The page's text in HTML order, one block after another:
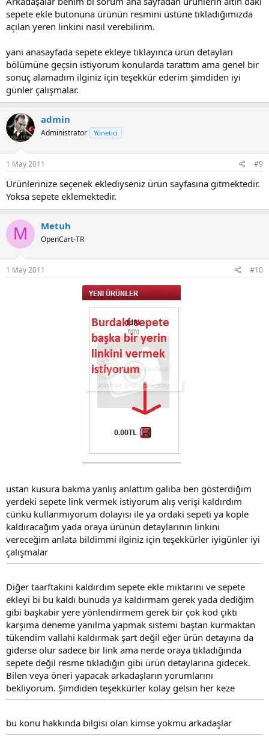
sepete ekle butonuna ürünün resmini üstüne tıkladığımızda
açılan yeren linkini nasıl verebilirim.
yani anasayfada sepete ekleye tıklayınca ürün detayları
bölümüne geçsin istiyorum konularda tarattım ama genel bir
sonuç alamadım ilginiz için teşekkür ederim şimdiden iyi
günler çalışmalar.
admin
Administrator Yönetici
1 May 2011 #9
Ürünlerinize seçenek eklediyseniz ürün sayfasına gitmektedir.
Yoksa sepete eklemektedir.
M Metuh
OpenCart-TR
1 May 2011 #10
ustan kusura bakma yanlış anlattım galiba ben gösterdiğim
yerdeki sepete link vermek istiyorum alış verişi kaldırdım
cünkü kullanmıyorum dolayısı ile ya ordaki sepeti ya kople
kaldıracağım yada oraya ürünün detaylarının linkini
vereceğim anlata bildimmi ilginiz için teşekkürler iyigünler iyi
çalışmalar
Diğer taarftakini kaldırdım sepete ekle miktarını ve sepete
ekleyi bi bu kaldı bunuda ya kaldırmam gerek yada dediğim
gibi başkabir yere yönlendirmem gerek bir çok kod çıktı
karşıma deneme yanılma yapmak sistemi baştan kurmaktan
tükendim vallahi kaldırmak şart değil eğer ürün detayına da
giderse olur sadece bir link ama nerde oraya tıkladığında
sepete değil resme tıkladığın gibi ürün detaylarına gidecek.
Bilen veya öneri yapacak arkadaşların yorumlarını
bekliyorum. Şimdiden teşekkürler kolay gelsin her keze
bu konu hakkında bilgisi olan kimse yokmu arkadaşlar